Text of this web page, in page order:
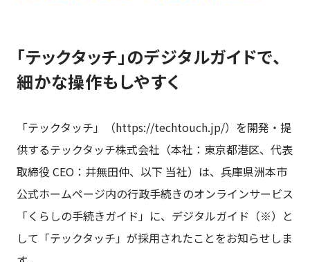
「テックタッチ」のデジタルガイドで、
細かな操作もしやすく
「テックタッチ」（https://techtouch.jp/）を開発・提
供するテックタッチ株式会社（本社：東京都港区、代表
取締役 CEO：井無田仲、以下 当社） は、兵庫県洲本市
公式ホームページ内の行政手続きのオンラインサービス
「くらしの手続きガイド」に、デジタルガイド（※）と
して「テックタッチ」が採用されたことをお知らせしま